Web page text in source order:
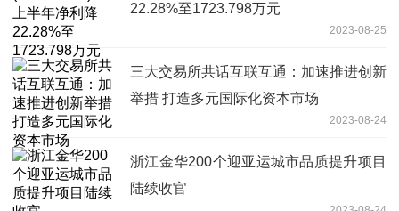
22.28%至1723.798万元
2023-08-25
三大交易所共话互联互通：加速推进创新
举措 打造多元国际化资本市场
2023-08-24
浙江金华200个迎亚运城市品质提升项目
陆续收官